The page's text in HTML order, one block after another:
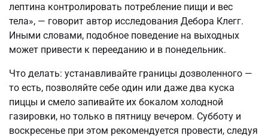
лептина контролировать потребление пищи и вес
тела», — говорит автор исследования Дебора Клегг.
Иными словами, подобное поведение на выходных
может привести к перееданию и в понедельник.
Что делать: устанавливайте границы дозволенного —
то есть, позволяйте себе один или даже два куска
пиццы и смело запивайте их бокалом холодной
газировки, но только в пятницу вечером. Субботу и
воскресенье при этом рекомендуется провести, следуя